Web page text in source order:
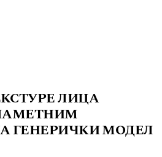
ЛИЦА
ГЕНЕРИЧКИ МОДЕЛ